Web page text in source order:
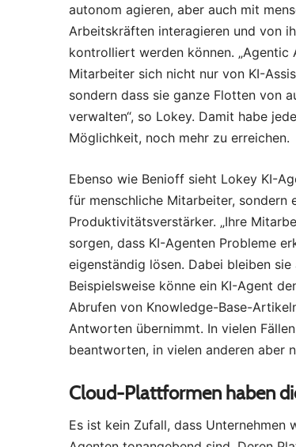
autonom agieren, aber auch mit
Arbeitskräften interagieren und von
kontrolliert werden können. „Agentic
Mitarbeiter sich nicht nur von KI-
sondern dass sie ganze Flotten von
verwalten“, so Lokey. Damit habe
Möglichkeit, noch mehr zu erreichen.
Ebenso wie Benioff sieht Lokey KI-
für menschliche Mitarbeiter, sondern
Produktivitätsverstärker. „Ihre
sorgen, dass KI-Agenten Probleme
eigenständig lösen. Dabei bleiben sie
Beispielsweise könne ein KI-Agent
Abrufen von Knowledge-Base-
Antworten übernimmt. In vielen
beantworten, in vielen anderen aber
Cloud-Plattformen haben
Es ist kein Zufall, dass Unternehmen